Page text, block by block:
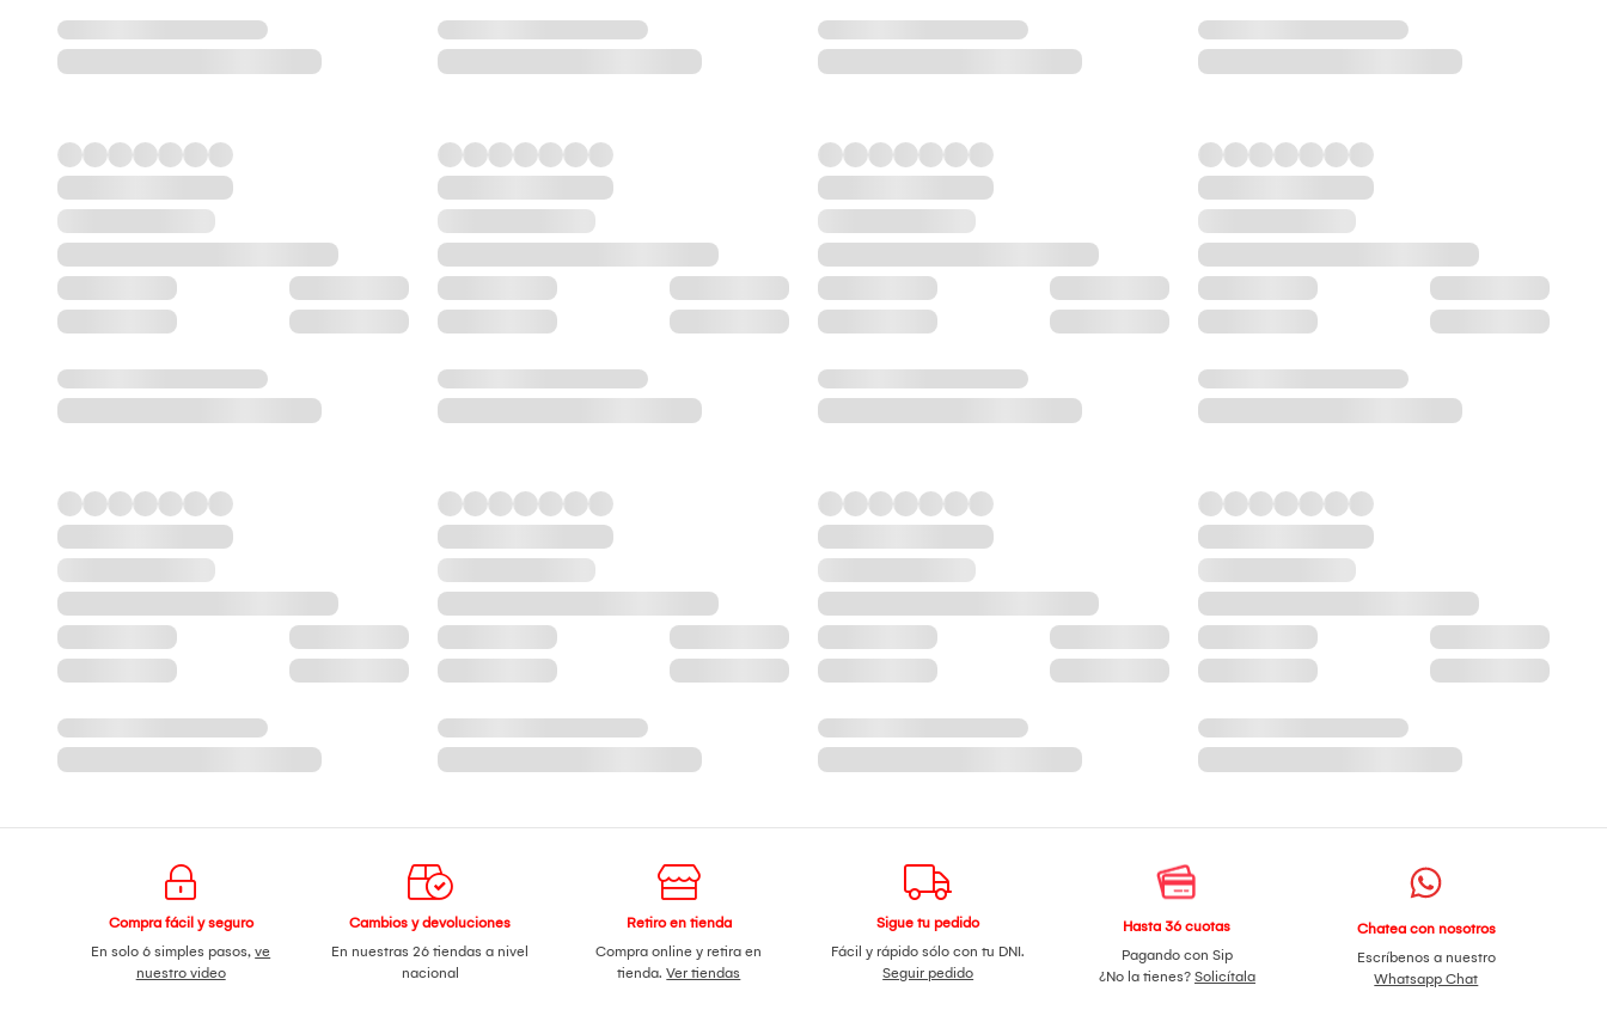
Compra fácil y seguro
En solo 6 simples pasos,ve
nuestro video
Cambios y devoluciones
En nuestras 26 tiendas a nivel
nacional
Retiro en tienda
Compra online y retira en
tienda.Ver tiendas
Sigue tu pedido
Fácil y rápido sólo con tu DNI.
Seguir pedido
Hasta 36 cuotas
Pagando con Sip
¿No la tienes? Solicítala
Chatea con nosotros
Escríbenos a nuestro
Whatsapp Chat